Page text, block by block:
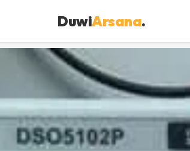
DuwiArsana.